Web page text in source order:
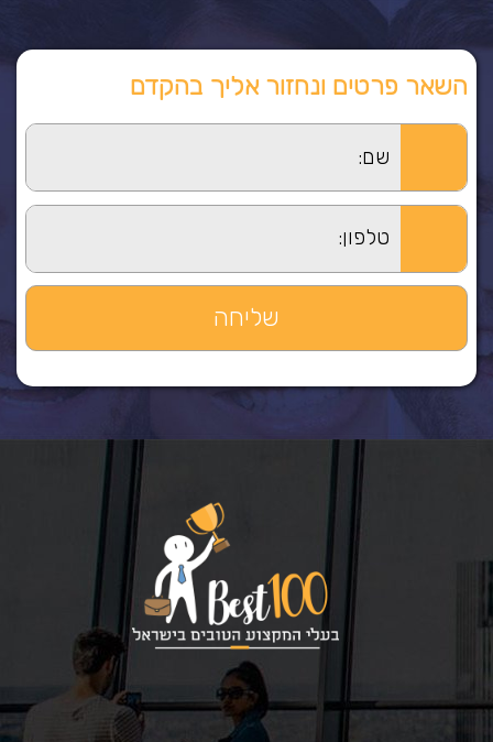
השאר פרטים ונחזור אליך בהקדם